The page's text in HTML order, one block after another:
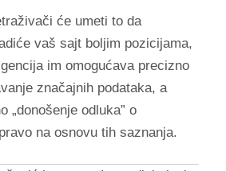
će umeti to da
vaš sajt boljim pozicijama,
im omogućava precizno
značajnih podataka, a
„donošenje odluka” o
na osnovu tih saznanja.